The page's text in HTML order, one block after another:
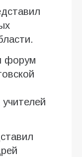
форум